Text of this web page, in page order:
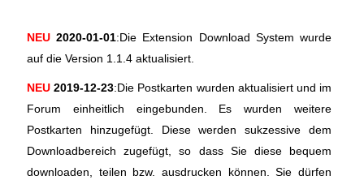
NEU 2020-01-01:Die Extension Download System wurde
auf die Version 1.1.4 aktualisiert.
NEU 2019-12-23:Die Postkarten wurden aktualisiert und im
Forum einheitlich eingebunden. Es wurden weitere
Postkarten hinzugefügt. Diese werden sukzessive dem
Downloadbereich zugefügt, so dass Sie diese bequem
downloaden, teilen bzw. ausdrucken können. Sie dürfen